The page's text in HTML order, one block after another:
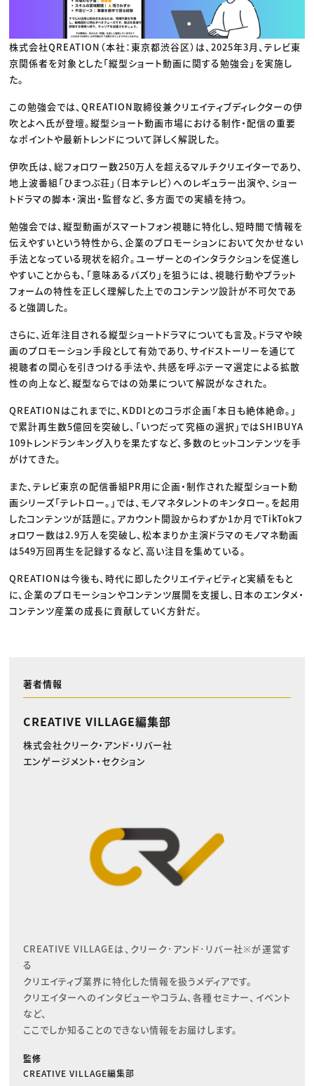
プロフェッショナル×つながる×メディア
株式会社QREATION（本社：東京都渋谷区）は、2025年3月、テレビ東
京関係者を対象とした「縦型ショート動画に関する勉強会」を実施し
た。
この勉強会では、QREATION取締役兼クリエイティブディレクターの伊
吹とよへ氏が登壇。縦型ショート動画市場における制作・配信の重要
なポイントや最新トレンドについて詳しく解説した。
伊吹氏は、総フォロワー数250万人を超えるマルチクリエイターであり、
地上波番組「ひまつぶ荘」（日本テレビ）へのレギュラー出演や、ショー
トドラマの脚本・演出・監督など、多方面での実績を持つ。
勉強会では、縦型動画がスマートフォン視聴に特化し、短時間で情報を
伝えやすいという特性から、企業のプロモーションにおいて欠かせない
手法となっている現状を紹介。ユーザーとのインタラクションを促進し
やすいことからも、「意味あるバズり」を狙うには、視聴行動やプラット
フォームの特性を正しく理解した上でのコンテンツ設計が不可欠であ
ると強調した。
さらに、近年注目される縦型ショートドラマについても言及。ドラマや映
画のプロモーション手段として有効であり、サイドストーリーを通じて
視聴者の関心を引きつける手法や、共感を呼ぶテーマ選定による拡散
性の向上など、縦型ならではの効果について解説がなされた。
QREATIONはこれまでに、KDDIとのコラボ企画「本日も絶体絶命。」
で累計再生数5億回を突破し、「いつだって究極の選択」ではSHIBUYA
109トレンドランキング入りを果たすなど、多数のヒットコンテンツを手
がけてきた。
また、テレビ東京の配信番組PR用に企画・制作された縦型ショート動
画シリーズ「テレトロー。」では、モノマネタレントのキンタロー。を起用
したコンテンツが話題に。アカウント開設からわずか1か月でTikTokフ
ォロワー数は2.9万人を突破し、松本まりか主演ドラマのモノマネ動画
は549万回再生を記録するなど、高い注目を集めている。
QREATIONは今後も、時代に即したクリエイティビティと実績をもと
に、企業のプロモーションやコンテンツ展開を支援し、日本のエンタメ・
コンテンツ産業の成長に貢献していく方針だ。
著者情報
CREATIVE VILLAGE編集部
株式会社クリーク・アンド・リバー社
エンゲージメント・セクション
CREATIVE VILLAGEは、クリーク･アンド･リバー社※が運営す
る
クリエイティブ業界に特化した情報を扱うメディアです。
クリエイターへのインタビューやコラム、各種セミナー、イベント
など、
ここでしか知ることのできない情報をお届けします。
監修
CREATIVE VILLAGE編集部